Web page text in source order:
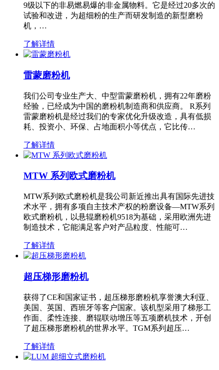
9级以下的非易燃易爆的非金属物料。它是经过20多次的
试验和改进，为超细粉的生产而研发制造的新型磨粉
机，…
了解详情
雷蒙磨粉机
我们公司专业生产大、中型雷蒙磨粉机，拥有22年磨粉
经验，已经成为中国的磨粉机制造商和供应商。 R系列
雷蒙磨粉机是经过我们的专家优化升级改造，具有低损
耗、投资小、环保、占地面积小等优点，它比传…
了解详情
MTW 系列欧式磨粉机
MTW系列欧式磨粉机是我公司新近推出具有国际先进技
术水平，拥有多项自主技术产权的粉磨设备—MTW系列
欧式磨粉机，以悬辊磨粉机9518为基础，采用欧洲先进
制造技术，它能满足客户对产品粒度、性能可…
了解详情
超压梯形磨粉机
获得了CE和国家证书，超压梯形磨粉机享誉澳大利亚、
美国、英国、西班牙等客户国家。该机型采用了梯形工
作面、柔性连接、磨辊联动增压等五项磨机技术，开创
了超压梯形磨粉机的世界水平。TGM系列超压…
了解详情